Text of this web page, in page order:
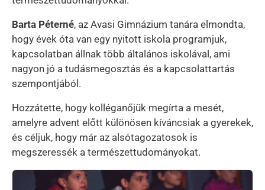
Barta Péterné, az Avasi Gimnázium tanára elmondta,
hogy évek óta van egy nyitott iskola programjuk,
kapcsolatban állnak több általános iskolával, ami
nagyon jó a tudásmegosztás és a kapcsolattartás
szempontjából.
Hozzátette, hogy kolléganőjük megírta a mesét,
amelyre advent előtt különösen kíváncsiak a gyerekek,
és céljuk, hogy már az alsótagozatosok is
megszeressék a természettudományokat.
Kép